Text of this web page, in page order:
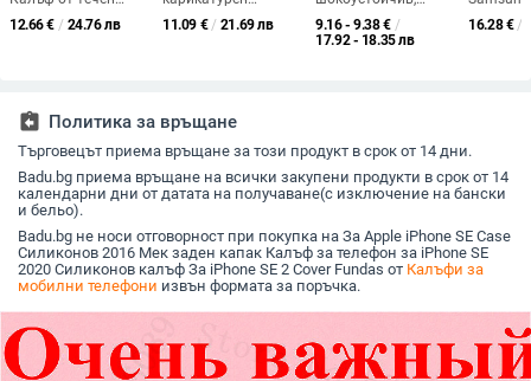
силикон с въртяща
се стойка –
12.66€ / 24.76 лв
удароустойчив
калъф за iPhone
11.09 € / 21.69 лв
антиизплъзване,
антиотпечатъци,
9.16 - 9.38€ /
17.92 - 18.35 лв
карти,
16.28€ /
assignment_return Политика за връщане
Търговецът приема връщане за този продукт в срок от 14 дни.
Badu.bg приема връщане на всички закупени продукти в срок от 14
календарни дни от датата на получаване(с изключение на бански
и бельо).
Badu.bg не носи отговорност при покупка на За Apple iPhone SE Case
Силиконов 2016 Мек заден капак Калъф за телефон за iPhone SE
2020 Силиконов калъф За iPhone SE 2 Cover Fundas от Калъфи за
мобилни телефони извън формата за поръчка.